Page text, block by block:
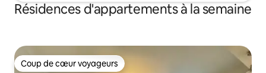
Résidences d'appartements à la semaine
Coup de cœur voyageurs
Coup de cœur voyageurs